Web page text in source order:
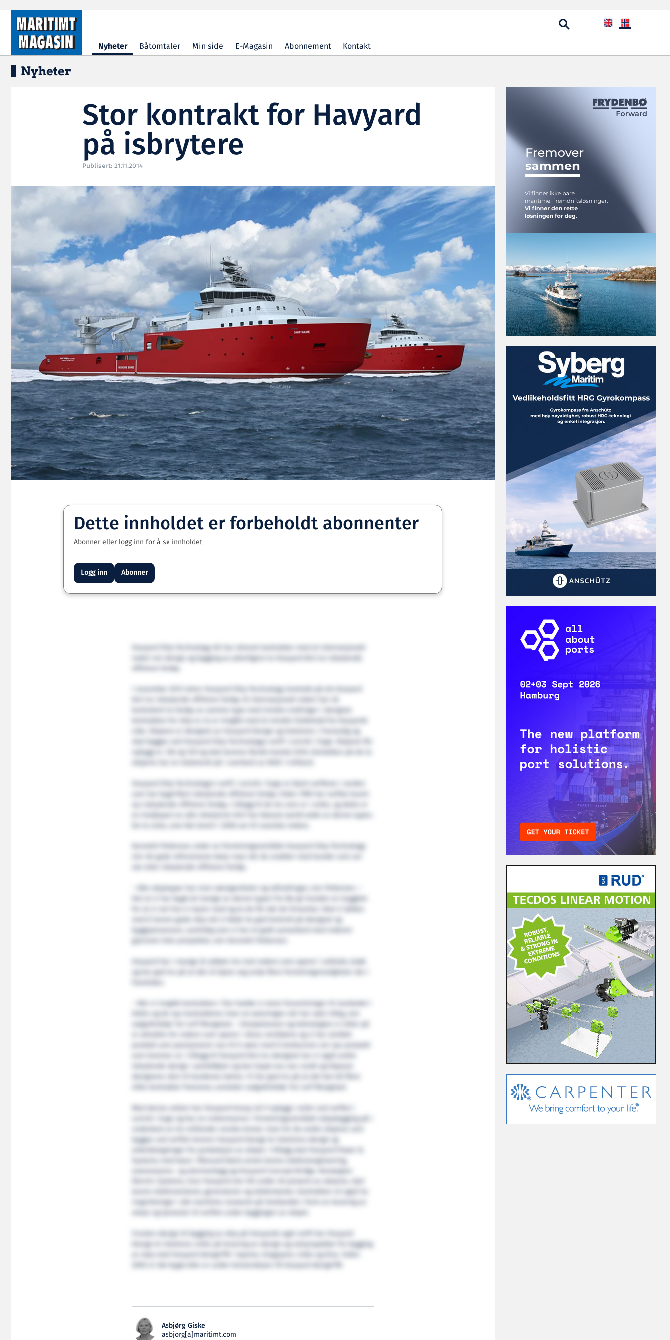
Hopp til hovedinnhold
Nyheter Båtomtaler Min side E-Magasin Abonnement Kontakt
Nyheter
Stor kontrakt for Havyard
på isbrytere
Publisert: 21.11.2014
Dette innholdet er forbeholdt abonnenter
Abonner eller logg inn for å se innholdet
Logg inn Abonner
Havyard Ship Technology AS har skrevet kontrakter med et internasjonalt
rederi om design og bygging av ytterligere to Havyard 843 Ice isbrytende
offshore fartøy.
I november 2013 skrev Havyard Ship Technology kontrakt på ett Havyard
843 Ice isbrytende offshore fartøy. Et internasjonalt rederi har nå
kontrahert to fartøy av samme type med mindre endringer i designet.
Kontrakten for skip nr. to er inngått med et mindre forbehold fra Havyards
side. Skipene er designet av Havyard Design og Solutions i Fosnavåg og
skal bygges ved Havyard Ship Technologys verft i Leirvik i Sogn. Skipene får
nybygg nr. 128 og 129 og skal leveres fjerde kvartal 2016. Kontakten på de to
Havyard Ship Technology’s verft i Leirvik i Sogn er blant verftene i verden
som har bygd flest isbrytende offshore fartøy. Siden 1995 har verftet levert
sju isbrytende offshore fartøy, i tillegg til de tre som er i ordre, og dette er
en tredjepart av alle isbryterne DnV har klasset world-wide av denne typen.
Kenneth Pettersen, leder av forretningsområdet Havyard Ship Technology
sier de gode referansene betyr mye når de snakker med kunder som ser
– Alle skipstyper har sine særegenheter og utfordringer, sier Pettersen. –
Det at vi har bygd så mange av denne typen fra før gir kunden en trygghet
for at vi vet hva vi styrer med og at de får det de forventer. Skal vi lykkes
med å levere gode skip må vi både ha god kontroll på designet og
byggeprosessen, samtidig som vi har et godt samarbeid med rederen
Havyard har i mange år jobbet inn mot redere som operer i arktiske strøk
og har god tro på at det vil åpne seg enda flere forretningsmuligheter der i
– Når vi inngikk kontrakten i fjor hadde vi store forventninger til markedet i
Arktis og de nye kontraktene viser at satsningen vår har vært riktig, sier
salgsdirektør Tor Leif Mongstad. – Kompetansen og teknologien vi sitter på
produkt som posisjonerer oss til å være med å konkurrere om nye prosjekt
som kommer ut. I tillegg til Havyard 843 Ice designet har vi også andre
isbrytende design i porteføljen og kan kjapt snu oss rundt og tilpasse
designene våre til kundenes behov. Vi har god tro på at det kan bli flere
slike kontrakter framover, avslutter salgsdirektør Tor Leif Mongstad.
Med denne ordren har Havyard Group nå 9 nybygg i ordre ved verftet i
Leirvik i Sogn og har en ordrereserve i forretningsområdet skipsbygging på i
bygges ved verftet leverer Havyard Design & Solutions design og
arbeidstegninger for produksjon av skipet. I tillegg skal Havyard Power &
Systems med base i Ålesund blant annet levere elektroengineering,
automasjons- og alarmanlegg og Havyard Concept Bridge. Norwegian
Electric Systems, hvor Havyard eier litt under 40 prosent av aksjene, skal
levere elektromotorer, generatorer og elektrotavler. Kontrakten vil også ha
ringvirkninger i det maritime clusteret på Vestlandet i form av levering av
utstyr og tjenester til verftet under byggingen av skipet.
Foruten design til bygging av skip på Havyards eget verft har Havyard
Design & Solutions ordre på levering av design og utstyrspakker for bygging
av skip med Havyard designTM i Spania, Singapore, India og Kina. Siden
2005 er det bygd eller er under konstruksjon 78 Havyard designTM.
Asbjørg Giske
asbjorg[a]maritimt.com